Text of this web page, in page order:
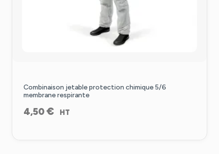
Combinaison jetable protection chimique 5/6
membrane respirante
4,50€ HT